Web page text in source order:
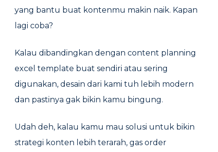
yang bantu buat kontenmu makin naik. Kapan
lagi coba?
Kalau dibandingkan dengan content planning
excel template buat sendiri atau sering
digunakan, desain dari kami tuh lebih modern
dan pastinya gak bikin kamu bingung.
Udah deh, kalau kamu mau solusi untuk bikin
strategi konten lebih terarah, gas order